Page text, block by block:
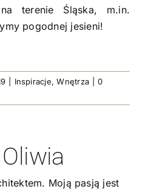
terenie Śląska, m.in.
pogodnej jesieni!
Inspiracje,Wnętrza
0
Oliwia
Moją pasją jest